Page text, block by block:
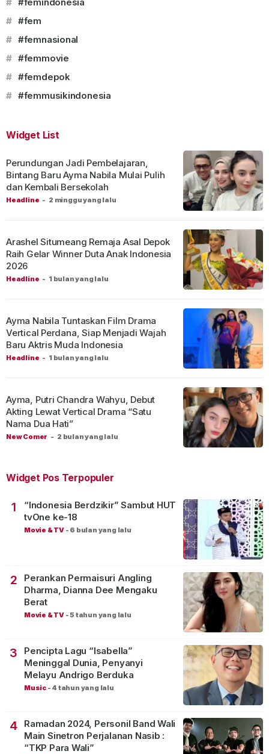
# #fem
# #femnasional
# #femmovie
# #femdepok
# #femmusikindonesia
Widget List
Headline - 2 minggu yang lalu
Perundungan Jadi Pembelajaran,
Bintang Baru Ayma Nabila Mulai Pulih
dan Kembali Bersekolah
Headline - 1 bulan yang lalu
Arashel Situmeang Remaja Asal Depok
Raih Gelar Winner Duta Anak Indonesia
2026
Headline - 1 bulan yang lalu
Ayma Nabila Tuntaskan Film Drama
Vertical Perdana, Siap Menjadi Wajah
Baru Aktris Muda Indonesia
New Comer - 2 bulan yang lalu
Ayma, Putri Chandra Wahyu, Debut
Akting Lewat Vertical Drama “Satu
Nama Dua Hati”
Widget Pos Terpopuler
1
“Indonesia Berdzikir” Sambut HUT
tvOne ke-18
Movie & TV - 6 bulan yang lalu
2
Perankan Permaisuri Angling
Dharma, Dianna Dee Mengaku
Berat
Movie & TV -5 tahun yang lalu
3
Pencipta Lagu “Isabella”
Meninggal Dunia, Penyanyi
Melayu Andrigo Berduka
Music - 4 tahun yang lalu
4
Ramadan 2024, Personil Band Wali
Main Sinetron Perjalanan Nasib :
“TKP Para Wali”